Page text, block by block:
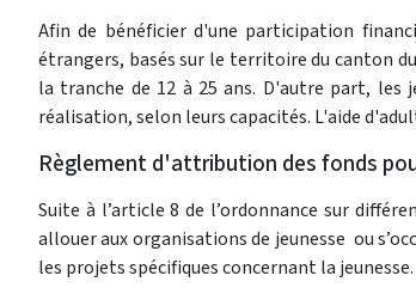
Afin de bénéficier d'une participation
étrangers, basés sur le territoire du canton
la tranche de 12 à 25 ans. D'autre part,
réalisation, selon leurs capacités. L'aide
Règlement d'attribution des fonds
Suite à l’article 8 de l’ordonnance sur
allouer aux organisations de jeunesse ou
les projets spécifiques concernant la jeunesse.